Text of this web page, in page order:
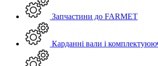
Запчастини до FARMET
Карданні вали і